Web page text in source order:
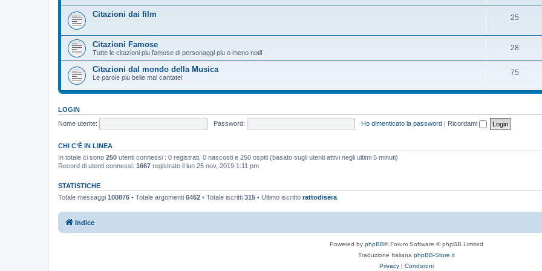
Citazioni dai film 25
Citazioni Famose
Tutte le citazioni piu famose di personaggi piu o meno noti!
28
Citazioni dal mondo della Musica
Le parole piu belle mai cantate!
75
LOGIN
Nome utente:
Password: Ho dimenticato la password | Ricordami
CHI C’È IN LINEA
In totale ci sono 250 utenti connessi : 0 registrati, 0 nascosti e 250 ospiti (basato sugli utenti attivi negli ultimi 5 minuti)
Record di utenti connessi: 1667 registrato il lun 25 nov, 2019 1:11 pm
STATISTICHE
Totale messaggi 100876 • Totale argomenti 6462 • Totale iscritti 315 • Ultimo iscritto rattodisera
Indice
Powered by phpBB® Forum Software © phpBB Limited
Traduzione Italiana phpBB-Store.it
Privacy | Condizioni